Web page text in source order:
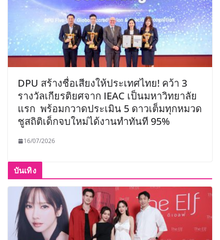
DPU สร้างชื่อเสียงให้ประเทศไทย! คว้า 3
รางวัลเกียรติยศจาก IEAC เป็นมหาวิทยาลัย
แรก พร้อมกวาดประเมิน 5 ดาวเต็มทุกหมวด
ชูสถิติเด็กจบใหม่ได้งานทำทันที 95%
16/07/2026
บันเทิง